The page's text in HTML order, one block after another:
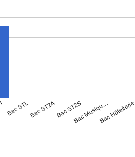
Bac STLBac ST2ABac ST2SBac Musiqu…Bac Hôtellerie